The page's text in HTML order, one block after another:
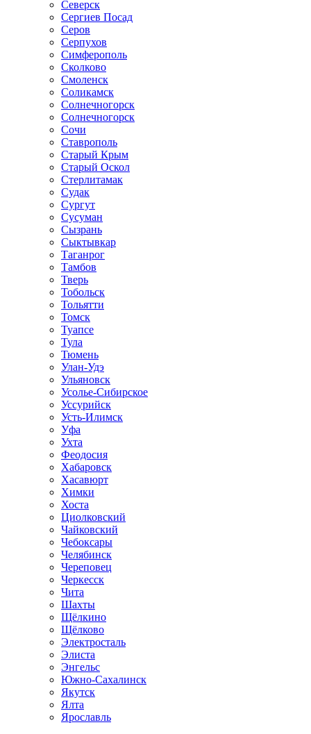
Северск
Сергиев Посад
Серов
Серпухов
Симферополь
Сколково
Смоленск
Соликамск
Солнечногорск
Солнечногорск
Сочи
Ставрополь
Старый Крым
Старый Оскол
Стерлитамак
Судак
Сургут
Сусуман
Сызрань
Сыктывкар
Таганрог
Тамбов
Тверь
Тобольск
Тольятти
Томск
Туапсе
Тула
Тюмень
Улан-Удэ
Ульяновск
Усолье-Сибирское
Уссурийск
Усть-Илимск
Уфа
Ухта
Феодосия
Хабаровск
Хасавюрт
Химки
Хоста
Циолковский
Чайковский
Чебоксары
Челябинск
Череповец
Черкесск
Чита
Шахты
Щёлкино
Щёлково
Электросталь
Элиста
Энгельс
Южно-Сахалинск
Якутск
Ялта
Ярославль